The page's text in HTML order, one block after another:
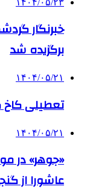
خبرنگار
برگزیده شد
۱۴۰۴/۰۵/۲۱
تعطیلی کاخ
۱۴۰۴/۰۵/۲۱
«جوهر» در
عاشورا از